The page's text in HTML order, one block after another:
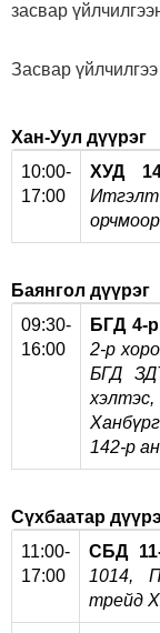
засвар
Засвар
Хан-Уул дүүрэг
10:00-
17:00
ХУД
орчмоор
Баянгол дүүрэг
09:30-
16:00
БГД 4-
2-р
БГД
хэлтэс,
142-р
Сүхбаатар
11:00-
17:00
СБД
1014,
трейд